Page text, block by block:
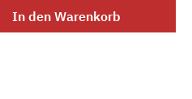
den gewünschten
In den Warenkorb